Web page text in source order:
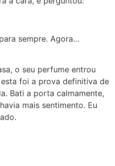
sempre. Agora…
o seu perfume entrou
foi a prova definitiva de
Bati a porta calmamente,
mais sentimento. Eu